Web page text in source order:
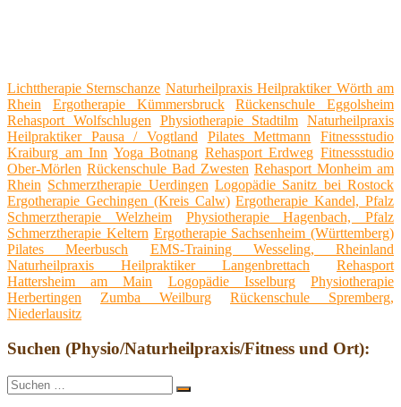
Lichttherapie Sternschanze Naturheilpraxis Heilpraktiker Wörth am
Rhein
Ergotherapie Kümmersbruck
Rückenschule Eggolsheim
Rehasport Wolfschlugen
Physiotherapie Stadtilm Naturheilpraxis
Heilpraktiker Pausa / Vogtland
Pilates Mettmann
Fitnessstudio
Kraiburg am Inn Yoga Botnang Rehasport Erdweg Fitnessstudio
Ober-Mörlen Rückenschule Bad Zwesten Rehasport Monheim am
Rhein Schmerztherapie Uerdingen Logopädie Sanitz bei Rostock
Ergotherapie Gechingen (Kreis Calw) Ergotherapie Kandel, Pfalz
Schmerztherapie Welzheim
Physiotherapie Hagenbach, Pfalz
Schmerztherapie Keltern Ergotherapie Sachsenheim (Württemberg)
Pilates Meerbusch
EMS-Training Wesseling, Rheinland
Naturheilpraxis Heilpraktiker Langenbrettach
Rehasport
Hattersheim am Main
Logopädie Isselburg
Physiotherapie
Herbertingen
Zumba Weilburg
Rückenschule Spremberg,
Niederlausitz
Suchen (Physio/Naturheilpraxis/Fitness und Ort):
Suche
nach:
Suchen